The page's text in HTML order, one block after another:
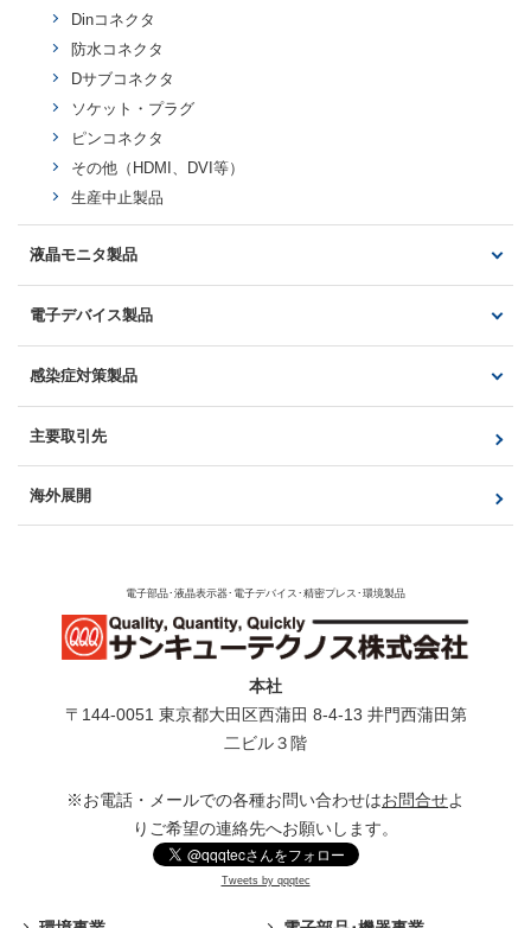
Dinコネクタ
防水コネクタ
Dサブコネクタ
ソケット・プラグ
ピンコネクタ
その他（HDMI、DVI等）
生産中止製品
液晶モニタ製品
製品一覧
AHD/TVIカメラ対応モニタ
設営用テストモニタ
モジュール
電子デバイス製品
光製品・電子回路製品
製品一覧
液晶モジュール・タッチパネル
感染症対策製品
製品一覧
非接触顔認証式サーマル測定器（AIFace）
主要取引先
海外展開
電子部品･液晶表示器･電子デバイス･精密プレス･環境製品
本社
〒144-0051 東京都⼤⽥区⻄蒲⽥ 8-4-13 井⾨⻄蒲⽥第
⼆ビル３階
※お電話・メールでの各種お問い合わせはお問合せよ
りご希望の連絡先へお願いします。
Tweets by qqqtec